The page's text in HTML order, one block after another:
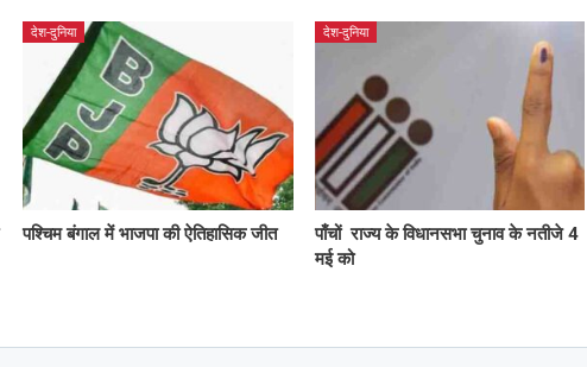
देश-दुनिया
पश्चिम बंगाल में भाजपा की ऐतिहासिक जीत
देश-दुनिया
पाँचों राज्य के विधानसभा चुनाव के नतीजे 4
मई को